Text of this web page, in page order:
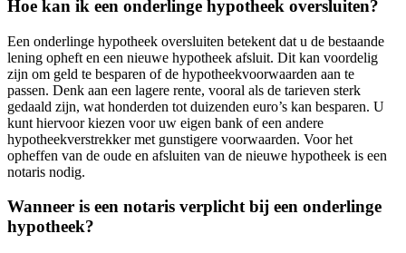
Hoe kan ik een onderlinge hypotheek oversluiten?
Een onderlinge hypotheek oversluiten betekent dat u de bestaande
lening opheft en een nieuwe hypotheek afsluit. Dit kan voordelig
zijn om geld te besparen of de hypotheekvoorwaarden aan te
passen. Denk aan een lagere rente, vooral als de tarieven sterk
gedaald zijn, wat honderden tot duizenden euro’s kan besparen. U
kunt hiervoor kiezen voor uw eigen bank of een andere
hypotheekverstrekker met gunstigere voorwaarden. Voor het
opheffen van de oude en afsluiten van de nieuwe hypotheek is een
notaris nodig.
Wanneer is een notaris verplicht bij een onderlinge
hypotheek?